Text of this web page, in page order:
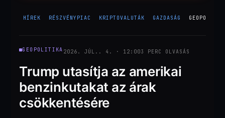
HÍREK RÉSZVÉNYPIAC KRIPTOVALUTÁK GAZDASÁG
GEOPOLITIKA 2026. JÚL.. 4. · 12:003 PERC OLVASÁS
Trump utasítja az amerikai
benzinkutakat az árak
csökkentésére